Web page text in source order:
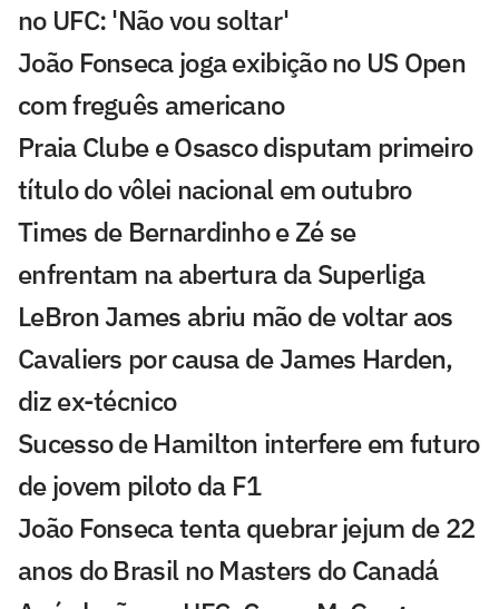
no UFC: 'Não vou soltar'
João Fonseca joga exibição no US Open
com freguês americano
Praia Clube e Osasco disputam primeiro
título do vôlei nacional em outubro
Times de Bernardinho e Zé se
enfrentam na abertura da Superliga
LeBron James abriu mão de voltar aos
Cavaliers por causa de James Harden,
diz ex-técnico
Sucesso de Hamilton interfere em futuro
de jovem piloto da F1
João Fonseca tenta quebrar jejum de 22
anos do Brasil no Masters do Canadá